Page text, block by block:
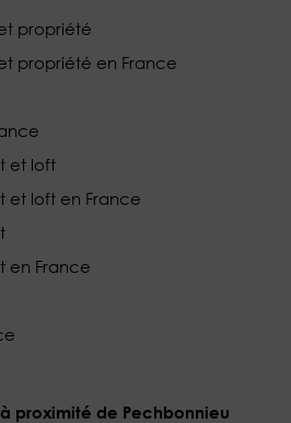
propriété
propriété en France
et loft
et loft en France
en France
proximité de Pechbonnieu